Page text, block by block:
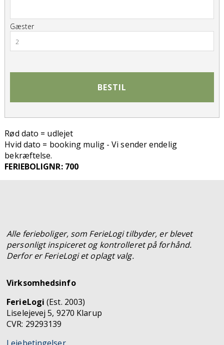
Gæster
2
BESTIL
Rød dato = udlejet
Hvid dato = booking mulig - Vi sender endelig
bekræftelse.
FERIEBOLIGNR: 700
Alle ferieboliger, som FerieLogi tilbyder, er blevet
personligt inspiceret og kontrolleret på forhånd.
Derfor er FerieLogi et oplagt valg.
Virksomhedsinfo
FerieLogi(Est. 2003)
Liselejevej 5, 9270 Klarup
CVR: 29293139